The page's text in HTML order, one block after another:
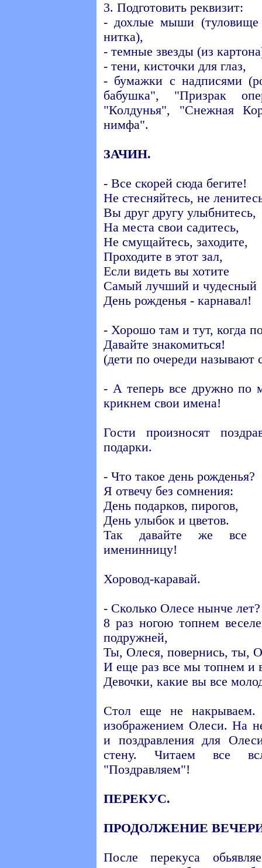
3. Подготовить реквизит:
- дохлые мыши (туловище
нитка),
- темные звезды (из
- тени, кисточки для глаз,
- бумажки с надписями
бабушка", "Призрак
"Колдунья", "Снежная
нимфа".
ЗАЧИН.
- Все скорей сюда бегите!
Не стесняйтесь, не
Вы друг другу улыбнитесь,
На места свои садитесь,
Не смущайтесь, заходите,
Проходите в этот зал,
Если видеть вы хотите
Самый лучший и чудесный
День рожденья - карнавал!
- Хорошо там и тут, когда
Давайте знакомиться!
(дети по очереди называют
- А теперь все дружно по
крикнем свои имена!
Гости произносят
подарки.
- Что такое день рожденья?
Я отвечу без сомнения:
День подарков, пирогов,
День улыбок и цветов.
Так давайте же все
именинницу!
Хоровод-каравай.
- Сколько Олесе нынче
8 раз ногою топнем
подружней,
Ты, Олеся, повернись, ты,
И еще раз все мы топнем и
Девочки, какие вы все
Стол еще не
изображением Олеси. На
и поздравления для
стену. Читаем все
"Поздравляем"!
ПЕРЕКУС.
ПРОДОЛЖЕНИЕ
После перекуса